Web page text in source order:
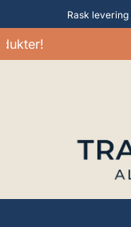
Hopp til innholdRask levering